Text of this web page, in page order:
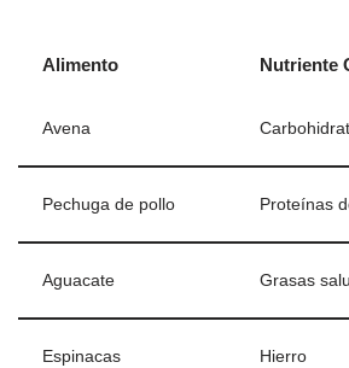
Alimento Nutriente
Avena
Pechuga de pollo Proteínas
Aguacate Grasas
Espinacas Hierro